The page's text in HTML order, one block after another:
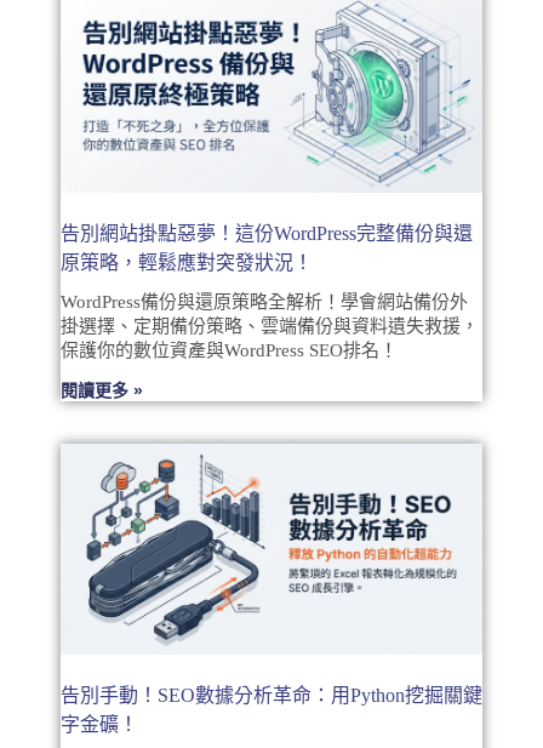
告別網站掛點惡夢！這份WordPress完整備份與還
原策略，輕鬆應對突發狀況！
WordPress備份與還原策略全解析！學會網站備份外
掛選擇、定期備份策略、雲端備份與資料遺失救援，
保護你的數位資產與WordPress SEO排名！
閱讀更多 »
告別手動！SEO數據分析革命：用Python挖掘關鍵
字金礦！